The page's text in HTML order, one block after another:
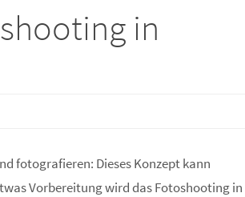
in
fotografieren: Dieses Konzept kann
Vorbereitung wird das Fotoshooting in